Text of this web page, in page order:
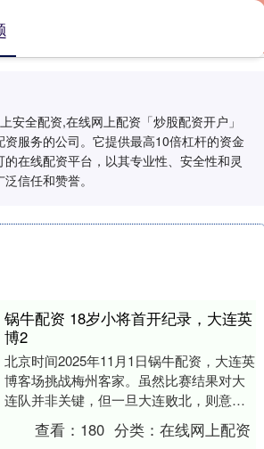
安全配资,在线网上配资「炒股配资开户」
服务的公司。它提供最高10倍杠杆的资金
在线配资平台，以其专业性、安全性和灵
信任和赞誉。
锅牛配资 18岁小将首开纪录，大连英
博2
北京时间2025年11月1日锅牛配资，大连英
博客场挑战梅州客家。虽然比赛结果对大
连队并非关键，但一旦大连败北，则意味
着长春亚泰将无法避免降级的命运。而作
为积分榜....
查看： 180 分类：在线网上配资